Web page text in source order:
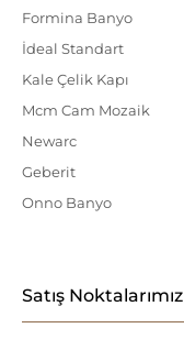
Formina Banyo
İdeal Standart
Kale Çelik Kapı
Mcm Cam Mozaik
Newarc
Geberit
Onno Banyo
Satış Noktalarımız